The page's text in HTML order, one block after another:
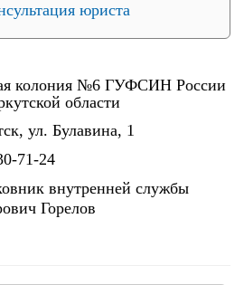
юриста
колония №6 ГУФСИН России
области
ул. Булавина, 1
71-24
внутренней службы
Горелов